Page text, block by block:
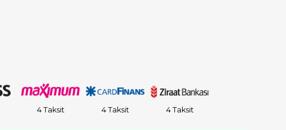
4 Taksit 4 Taksit 4 Taksit